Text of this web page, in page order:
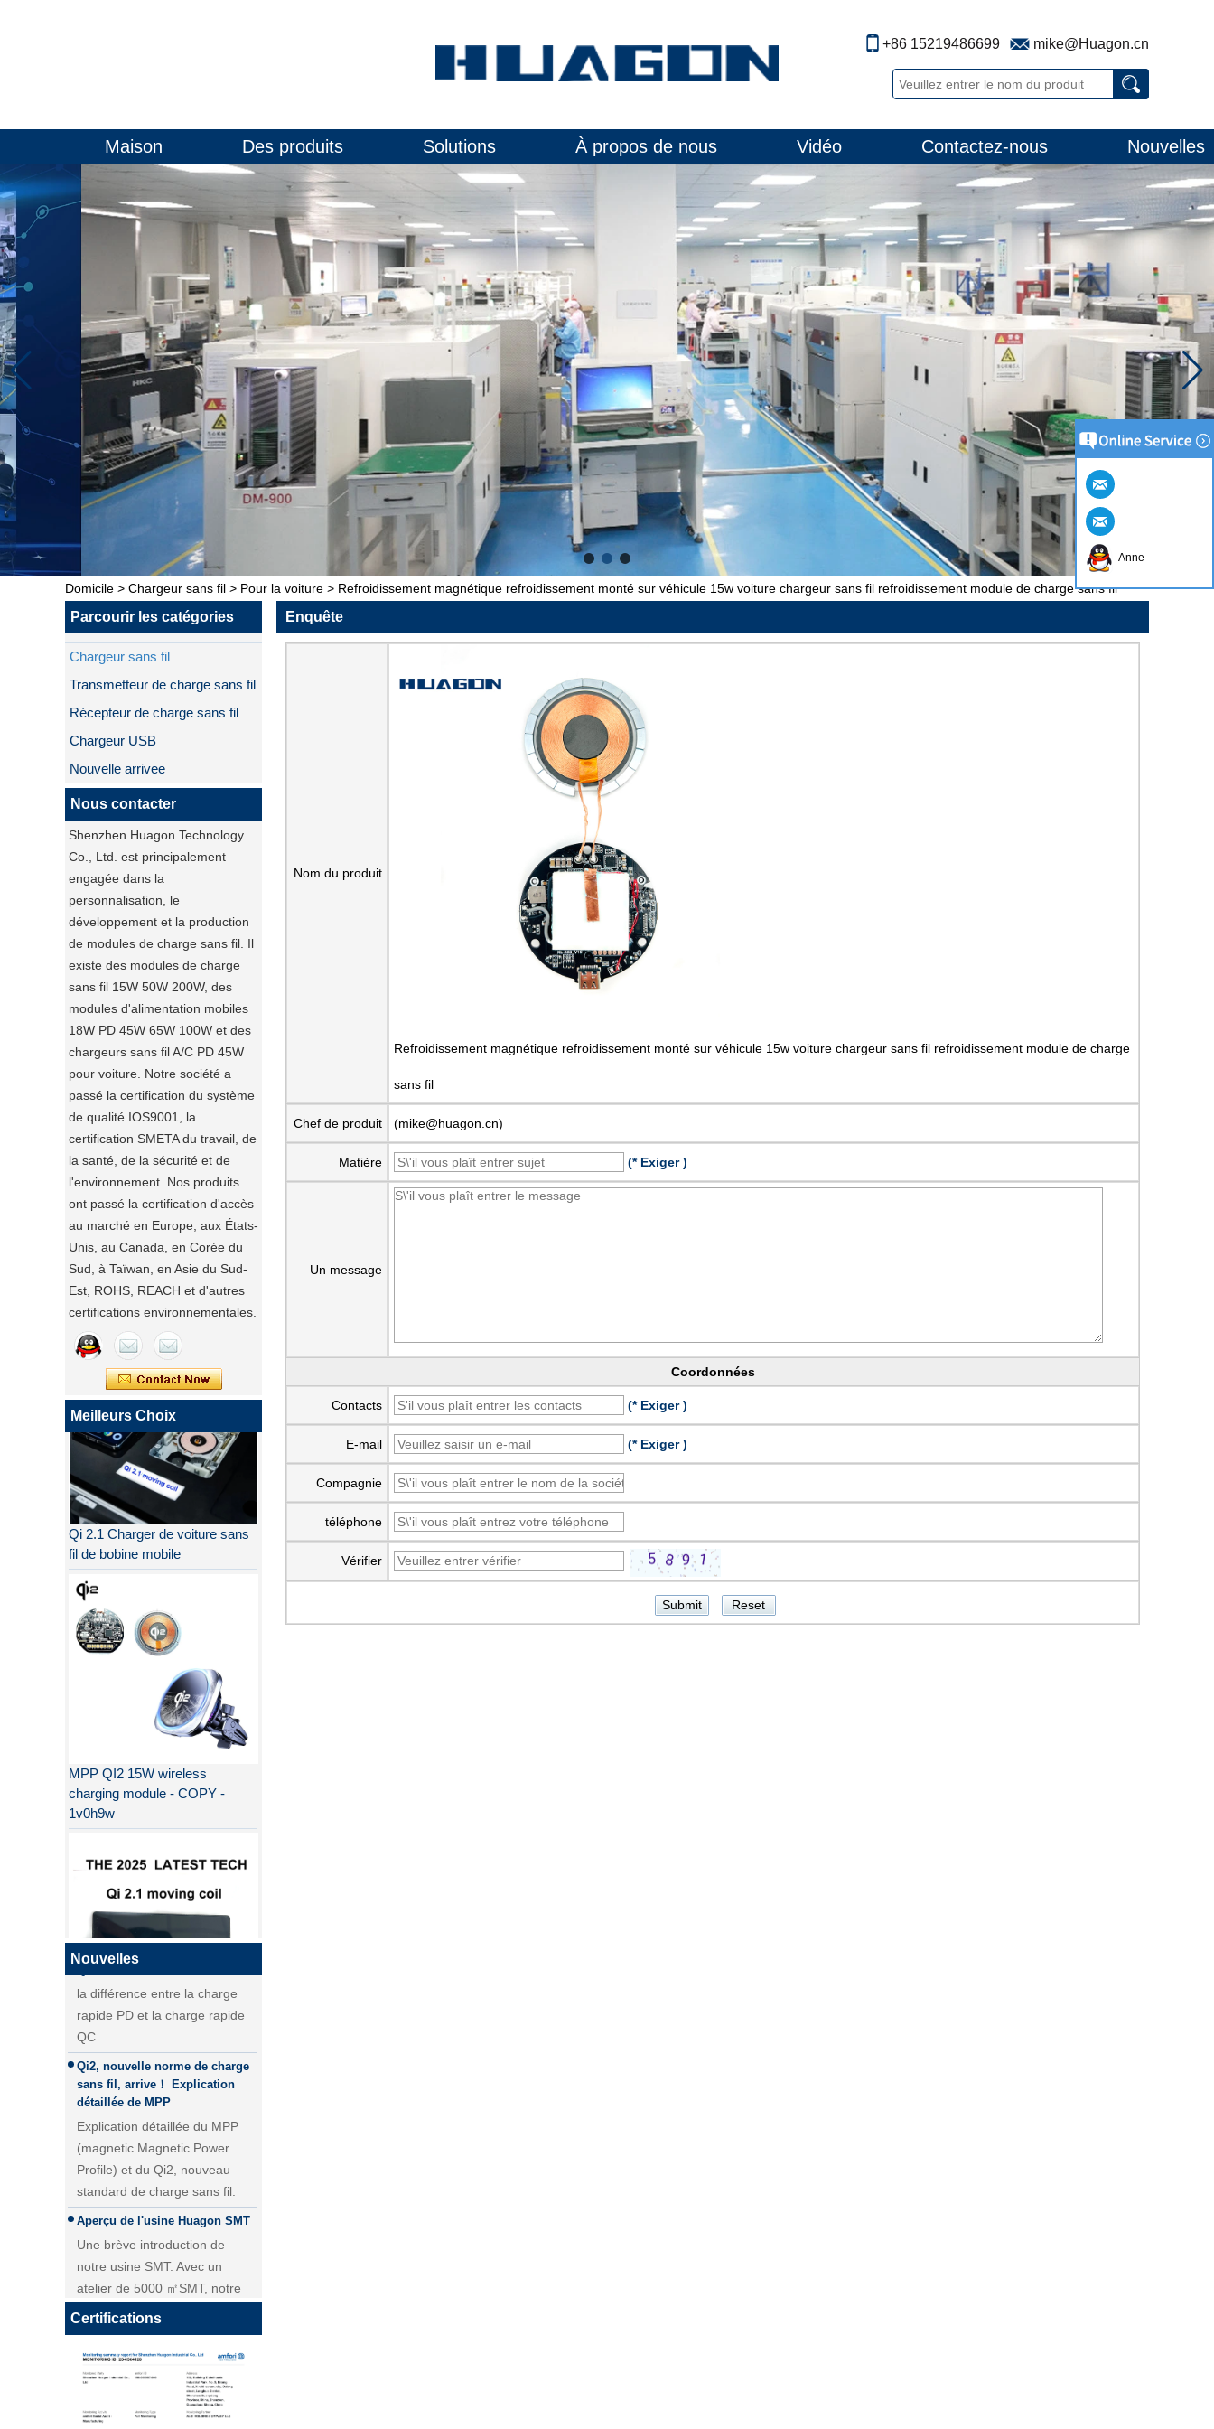
+86 15219486699 mike@Huagon.cn
Maison Des produits Solutions À propos de nous Vidéo Contactez-nous Nouvelles
Domicile > Chargeur sans fil > Pour la voiture > Refroidissement magnétique refroidissement monté sur véhicule 15w voiture chargeur sans fil refroidissement module de charge sans fil
Parcourir les catégories
Chargeur sans fil
Transmetteur de charge sans fil
Récepteur de charge sans fil
Chargeur USB
Nouvelle arrivee
Nous contacter
Shenzhen Huagon Technology
Co., Ltd. est principalement
engagée dans la
personnalisation, le
développement et la production
de modules de charge sans fil. Il
existe des modules de charge
sans fil 15W 50W 200W, des
modules d'alimentation mobiles
18W PD 45W 65W 100W et des
chargeurs sans fil A/C PD 45W
pour voiture. Notre société a
passé la certification du système
de qualité IOS9001, la
certification SMETA du travail, de
la santé, de la sécurité et de
l'environnement. Nos produits
ont passé la certification d'accès
au marché en Europe, aux États-
Unis, au Canada, en Corée du
Sud, à Taïwan, en Asie du Sud-
Est, ROHS, REACH et d'autres
certifications environnementales.
Meilleurs Choix
Qi 2.1 Charger de voiture sans
fil de bobine mobile
charging module - COPY -
1v0h9w
QI2
QI2 Chargeur sans fil - Copie -
JCJW30
Nouvelles
Pourquoi QI2 est meilleur que
la différence entre la charge
rapide PD et la charge rapide
QC
la différence entre la charge
rapide PD et la charge rapide
QC
Qi2, nouvelle norme de charge
sans fil, arrive！ Explication
détaillée de MPP
Explication détaillée du MPP
(magnetic Magnetic Power
Profile) et du Qi2, nouveau
standard de charge sans fil.
Aperçu de l'usine Huagon SMT
Une brève introduction de
notre usine SMT. Avec un
atelier de 5000 ㎡SMT, notre
livraison quotidienne pour le
module PCBA atteint plus de 40
000 pièces.
Personnalisation du module de
charge sans fil Huagon solution
de charge sans fil unique
Personnalisation du module de
Certifications
Enquête
Nom du produit
Refroidissement magnétique refroidissement monté sur véhicule 15w voiture chargeur sans fil refroidissement module de charge
sans fil
Chef de produit (mike@huagon.cn)
Matière (* Exiger )
Un message
Coordonnées
Contacts (* Exiger )
E-mail (* Exiger )
Compagnie
téléphone
Vérifier
Anne